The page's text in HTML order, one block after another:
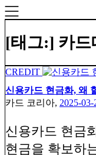
[태그:] 카드
CREDIT
신용카드 현금화, 왜
카드 코리아, 2025-03-
신용카드 현금
현금을 확보하